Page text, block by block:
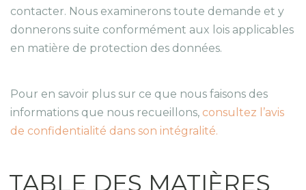
contacter. Nous examinerons toute demande et y
donnerons suite conformément aux lois applicables
en matière de protection des données.
Pour en savoir plus sur ce que nous faisons des
informations que nous recueillons, consultez l’avis
de confidentialité dans son intégralité.
TABLE DES MATIÈRES